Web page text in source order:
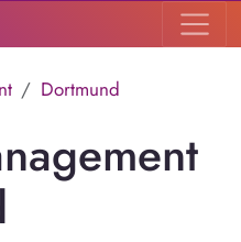
Dortmund